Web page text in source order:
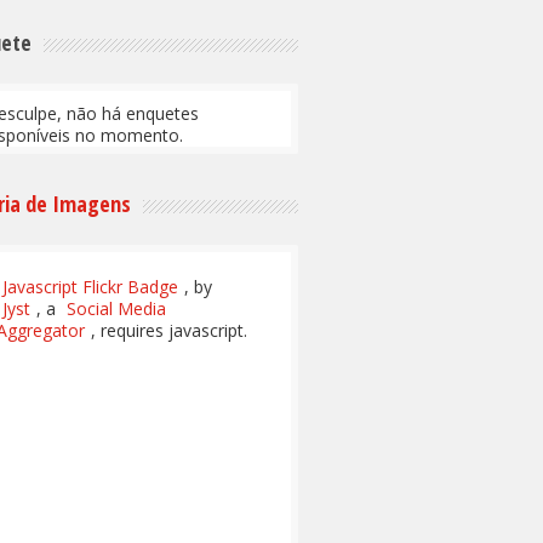
não há enquetes
no momento.
de Imagens
Javascript Flickr Badge , by
Jyst , a Social Media
, requires javascript.